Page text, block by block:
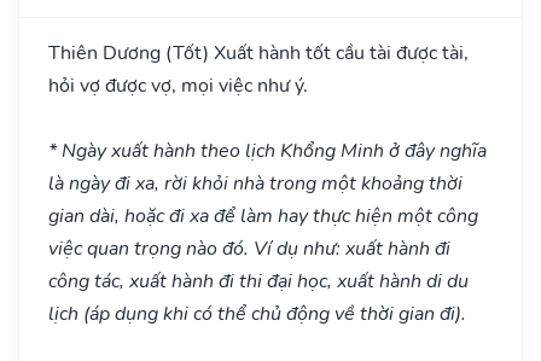
Thiên Dương (Tốt) Xuất hành tốt cầu tài được tài,
hỏi vợ được vợ, mọi việc như ý.
* Ngày xuất hành theo lịch Khổng Minh ở đây nghĩa
là ngày đi xa, rời khỏi nhà trong một khoảng thời
gian dài, hoặc đi xa để làm hay thực hiện một công
việc quan trọng nào đó. Ví dụ như: xuất hành đi
công tác, xuất hành đi thi đại học, xuất hành di du
lịch (áp dụng khi có thể chủ động về thời gian đi).